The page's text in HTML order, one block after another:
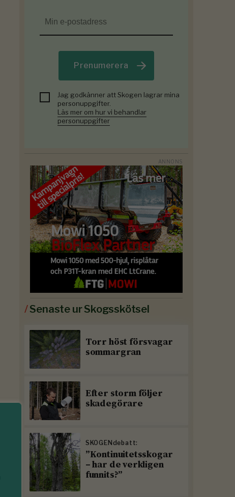
Prenumerera
Jag godkänner att Skogen lagrar mina
personuppgifter.
Läs mer om hur vi behandlar
personuppgifter
/Senaste ur Skogsskötsel
Torr höst försvagar
sommargran
Efter storm följer
skadegörare
SKOGENdebatt:
”Kontinuitetsskogar
– har de verkligen
funnits?”